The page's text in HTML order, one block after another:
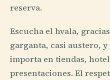
reserva.
Escucha el hvala,
garganta, casi austero,
importa en tiendas,
presentaciones. El